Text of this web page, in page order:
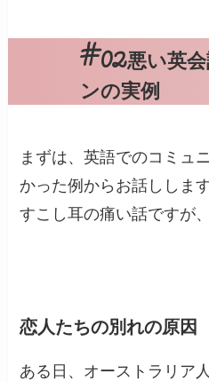
悪い英
ンの実例
まずは、英語でのコミュ
かった例からお話しします
すこし耳の痛い話ですが
恋人たちの別れの原因
ある日、オーストラリア